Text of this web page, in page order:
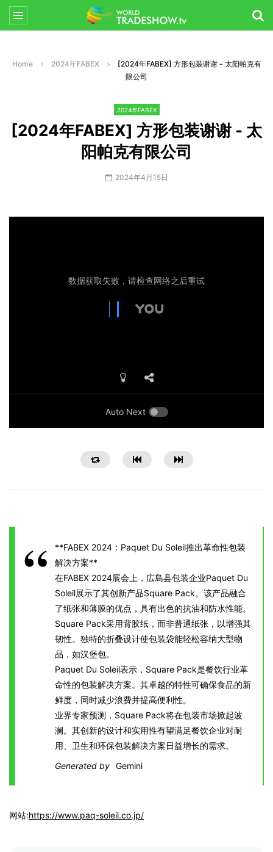
Home 2024年FABEX
[2024年FABEX] 方形包装谢谢 - 太阳帕克有
限公司
2024年FABEX
[2024年FABEX] 方形包装谢谢 - 太
阳帕克有限公司
2024年4月15日
Auto Next
**FABEX 2024：Paquet Du Soleil推出革命性包装
解决方案**
在FABEX 2024展会上，広島县包装企业Paquet Du
Soleil展示了其创新产品Square Pack。该产品融合
了纸张和薄膜的优点，具有出色的抗油和防水性能。
Square Pack采用背胶纸，而非普通纸张，以增强其
韧性。独特的折叠设计使包装袋能轻松容纳大型物
品，如汉堡包。
Paquet Du Soleil表示，Square Pack是餐饮行业革
命性的包装解决方案。其卓越的特性可确保食品的新
鲜度，同时减少浪费并提高便利性。
业界专家预测，Square Pack将在包装市场掀起波
澜。其创新的设计和实用性有望满足餐饮企业对耐
用、卫生和环保包装解决方案日益增长的需求。
Generated by Gemini
网站:https://www.paq-soleil.co.jp/